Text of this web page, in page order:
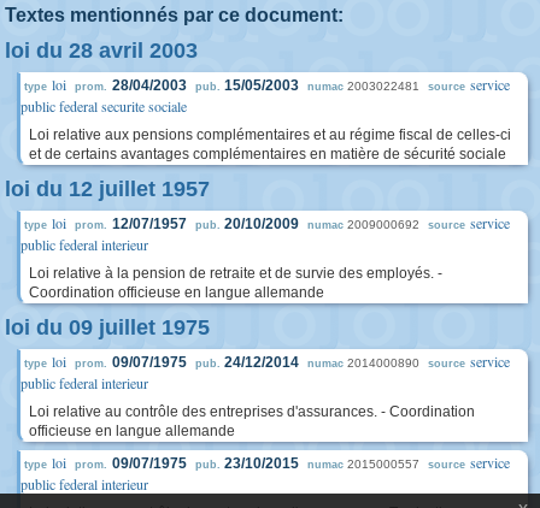
Textes mentionnés par ce document:
loi du 28 avril 2003
type loi prom. 28/04/2003 pub. 15/05/2003 numac 2003022481 source service
public federal securite sociale
Loi relative aux pensions complémentaires et au régime fiscal de celles-ci
et de certains avantages complémentaires en matière de sécurité sociale
loi du 12 juillet 1957
type loi prom. 12/07/1957 pub. 20/10/2009 numac 2009000692 source service
public federal interieur
Loi relative à la pension de retraite et de survie des employés. -
Coordination officieuse en langue allemande
loi du 09 juillet 1975
type loi prom. 09/07/1975 pub. 24/12/2014 numac 2014000890 source service
public federal interieur
Loi relative au contrôle des entreprises d'assurances. - Coordination
officieuse en langue allemande
type loi prom. 09/07/1975 pub. 23/10/2015 numac 2015000557 source service
public federal interieur